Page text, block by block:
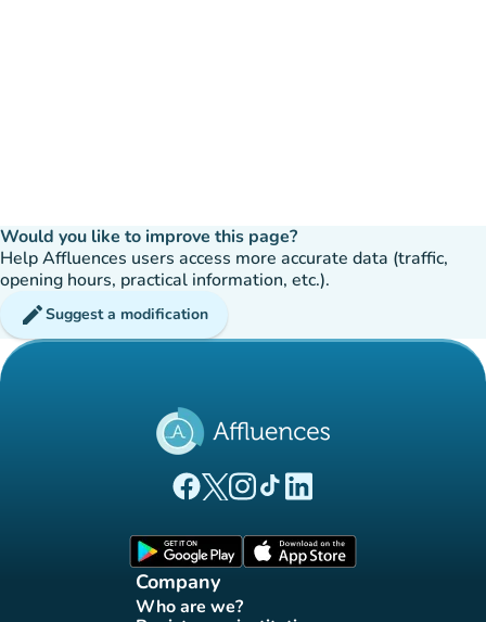
Would you like to improve this page?
Help Affluences users access more accurate data (traffic,
opening hours, practical information, etc.).
editSuggest a modification
(new tab)
(new tab)
(new tab)(new tab)
(new tab)
Company
Who are we?
(new tab)